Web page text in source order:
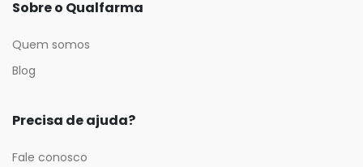
Sobre o Qualfarma
Quem somos
Blog
Precisa de ajuda?
Fale conosco